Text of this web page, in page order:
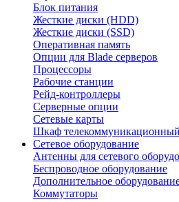
Блок питания
Жесткие диски (HDD)
Жесткие диски (SSD)
Оперативная память
Опции для Blade серверов
Процессоры
Рабочие станции
Рейд-контроллеры
Серверные опции
Сетевые карты
Шкаф телекоммуникационный
Сетевое оборудование
Антенны для сетевого
Беспроводное оборудование
Дополнительное
Коммутаторы